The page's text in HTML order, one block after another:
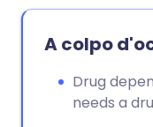
A colpo
Drug
needs a